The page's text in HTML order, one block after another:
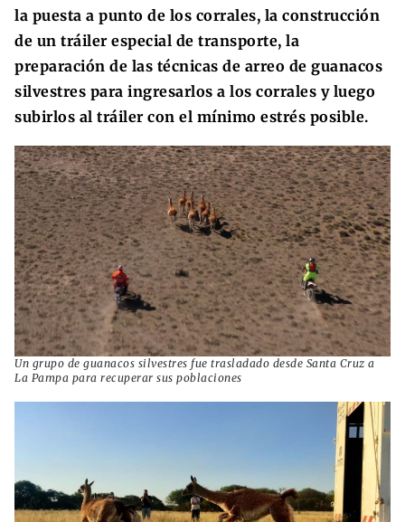
la puesta a punto de los corrales, la construcción
de un tráiler especial de transporte, la
preparación de las técnicas de arreo de guanacos
silvestres para ingresarlos a los corrales y luego
subirlos al tráiler con el mínimo estrés posible.
Un grupo de guanacos silvestres fue trasladado desde Santa Cruz a
La Pampa para recuperar sus poblaciones